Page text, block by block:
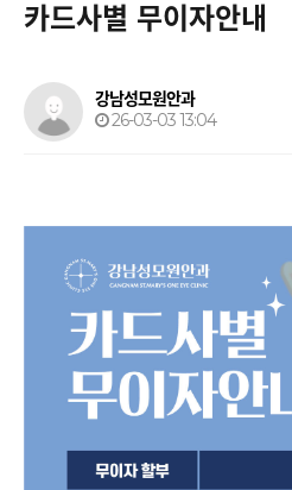
카드사별 무이자안내
강남성모원안과
26-03-03 13:04